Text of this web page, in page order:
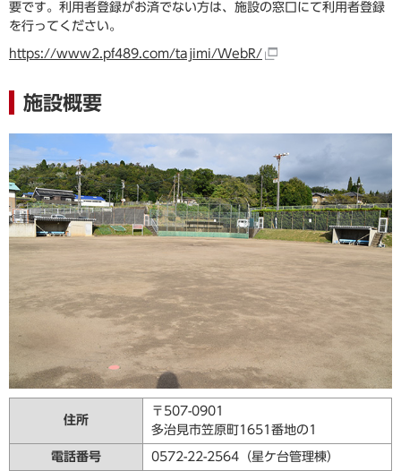
要です。利用者登録がお済でない方は、施設の窓口にて利用者登録
を行ってください。
https://www2.pf489.com/tajimi/WebR/
施設概要
住所
〒507-0901
多治見市笠原町1651番地の1
電話番号 0572-22-2564（星ケ台管理棟）